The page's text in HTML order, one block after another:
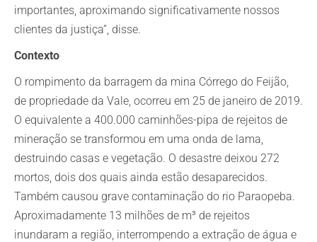
importantes, aproximando significativamente nossos
clientes da justiça”, disse.
Contexto
O rompimento da barragem da mina Córrego do Feijão,
de propriedade da Vale, ocorreu em 25 de janeiro de 2019.
O equivalente a 400.000 caminhões-pipa de rejeitos de
mineração se transformou em uma onda de lama,
destruindo casas e vegetação. O desastre deixou 272
mortos, dois dos quais ainda estão desaparecidos.
Também causou grave contaminação do rio Paraopeba.
Aproximadamente 13 milhões de m³ de rejeitos
inundaram a região, interrompendo a extração de água e